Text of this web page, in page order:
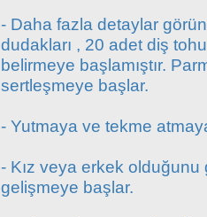
- Daha fazla detaylar
dudakları , 20 adet diş
belirmeye başlamıştır.
sertleşmeye başlar.
- Yutmaya ve tekme
- Kız veya erkek olduğunu
gelişmeye başlar.